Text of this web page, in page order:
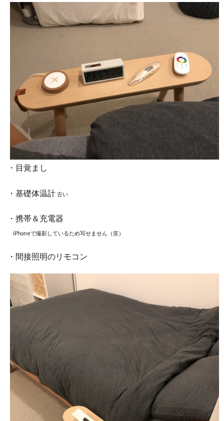
・目覚まし
・基礎体温計 古い
・携帯＆充電器
iPhoneで撮影しているため写せません（笑）
・間接照明のリモコン